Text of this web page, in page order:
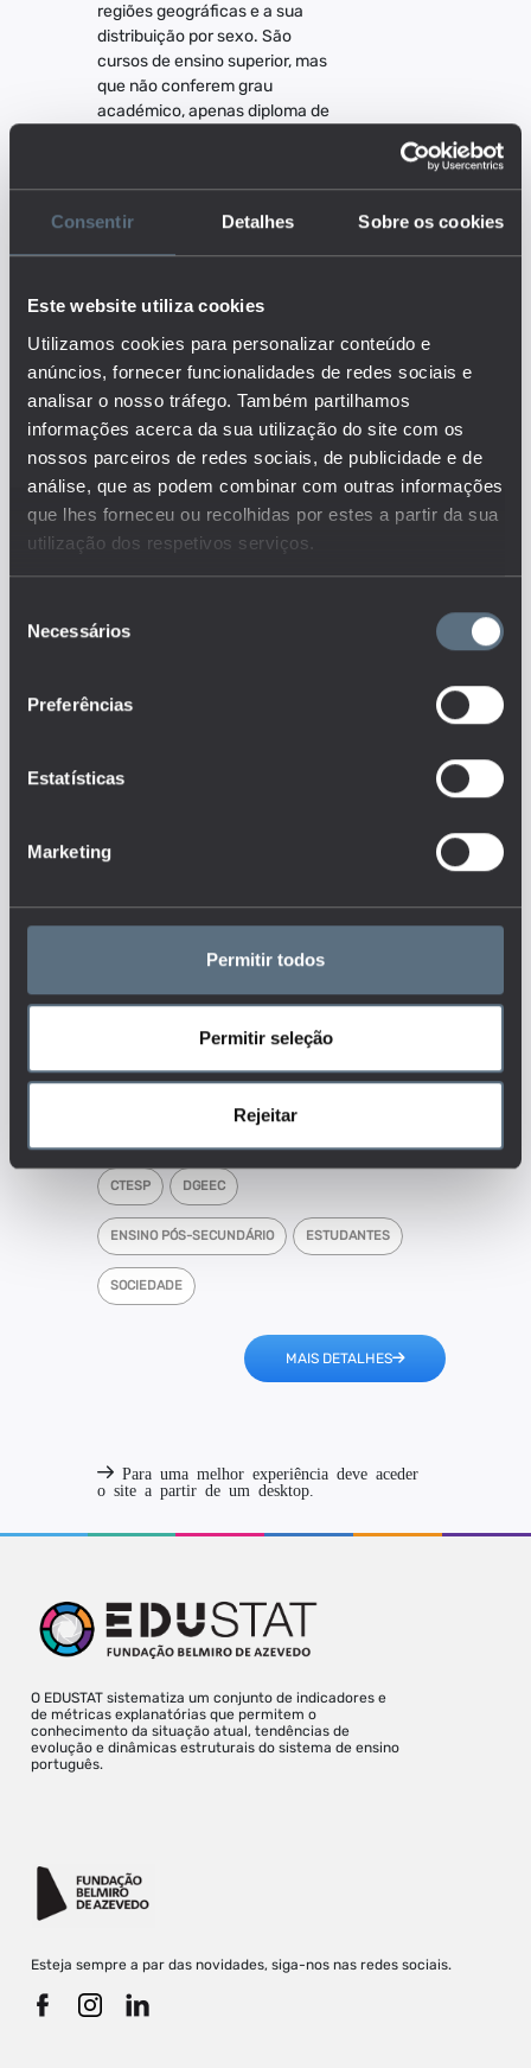
Consentir Detalhes Sobre os cookies
Este website utiliza cookies
Utilizamos cookies para personalizar conteúdo e
anúncios, fornecer funcionalidades de redes sociais e
analisar o nosso tráfego. Também partilhamos
informações acerca da sua utilização do site com os
nossos parceiros de redes sociais, de publicidade e de
análise, que as podem combinar com outras informações
que lhes forneceu ou recolhidas por estes a partir da sua
utilização dos respetivos serviços.
Necessários
Preferências
Estatísticas
Marketing
Permitir todos
Permitir seleção
Rejeitar
regiões geográficas e a sua
distribuição por sexo. São
cursos de ensino superior, mas
que não conferem grau
académico, apenas diploma de
ministrado no ensino politécnico,
tem 120 créditos e a sua
duração é de quatro semestres
curriculares de trabalho dos
conjunto de unidades
curriculares organizadas em
componentes de formação geral
e científica, formação técnica e
formação em contexto de
trabalho, que se concretiza
através de um estágio.
Este é um dos indicadores do
conjunto que responde às
questões:
Quantos são e como se
alunos nos diferentes níveis de
ensino?
de ensino em Portugal?
educativas?
diferentes níveis de ensino e
ofertas educativas?
Existem diferenças
significativas nos grupos sociais
ensino português face à
Tags
CTESP DGEEC
ENSINO PÓS-SECUNDÁRIO ESTUDANTES
SOCIEDADE
MAIS DETALHES
Para uma melhor experiência deve aceder
o site a partir de um desktop.
O EDUSTAT sistematiza um conjunto de indicadores e
de métricas explanatórias que permitem o
conhecimento da situação atual, tendências de
evolução e dinâmicas estruturais do sistema de ensino
português.
Esteja sempre a par das novidades, siga-nos nas redes sociais.